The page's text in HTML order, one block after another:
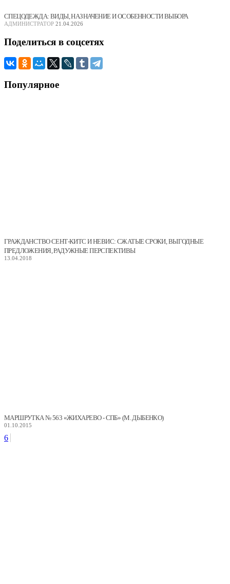
СПЕЦОДЕЖДА: ВИДЫ, НАЗНАЧЕНИЕ И ОСОБЕННОСТИ ВЫБОРА
АДМИНИСТРАТОР 21.04.2026
Поделиться в соцсетях
Популярное
ГРАЖДАНСТВО СЕНТ-КИТС И НЕВИС: СЖАТЫЕ СРОКИ, ВЫГОДНЫЕ
ПРЕДЛОЖЕНИЯ, РАДУЖНЫЕ ПЕРСПЕКТИВЫ
13.04.2018
МАРШРУТКА № 563 «ЖИХАРЕВО - СПБ» (М. ДЫБЕНКО)
01.10.2015
6